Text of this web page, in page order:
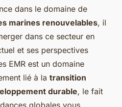
dans le domaine de
marines renouvelables, il
dans ce secteur en
et ses perspectives
EMR est un domaine
lié à la transition
durable, le fait
globales vous